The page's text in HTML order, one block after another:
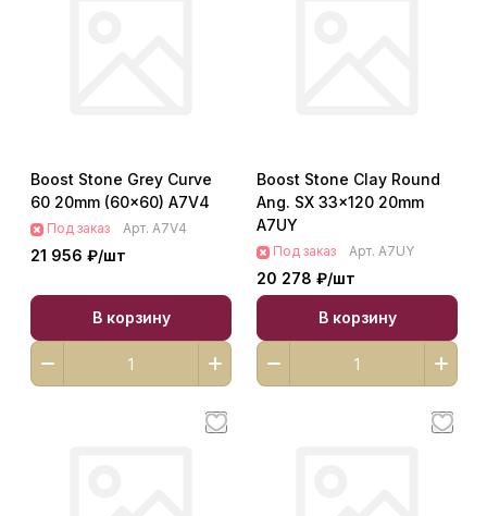
Boost Stone Grey Curve
60 20mm (60x60) A7V4
Под заказ Арт. A7V4
21 956 ₽/шт
В корзину
Boost Stone Clay Round
Ang. SX 33x120 20mm
A7UY
Под заказ Арт. A7UY
20 278 ₽/шт
В корзину